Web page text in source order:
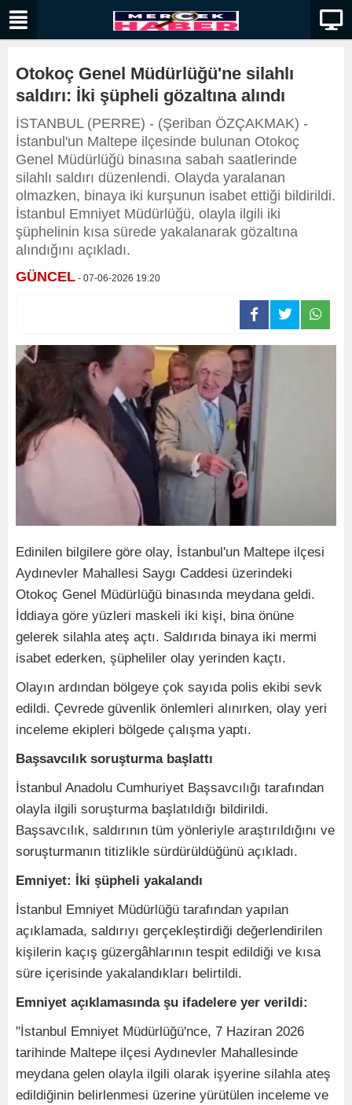
Otokoç Genel Müdürlüğü'ne silahlı
saldırı: İki şüpheli gözaltına alındı
İSTANBUL (PERRE) - (Şeriban ÖZÇAKMAK) -
İstanbul'un Maltepe ilçesinde bulunan Otokoç
Genel Müdürlüğü binasına sabah saatlerinde
silahlı saldırı düzenlendi. Olayda yaralanan
olmazken, binaya iki kurşunun isabet ettiği bildirildi.
İstanbul Emniyet Müdürlüğü, olayla ilgili iki
şüphelinin kısa sürede yakalanarak gözaltına
alındığını açıkladı.
GÜNCEL - 07-06-2026 19:20
Edinilen bilgilere göre olay, İstanbul'un Maltepe ilçesi
Aydınevler Mahallesi Saygı Caddesi üzerindeki
Otokoç Genel Müdürlüğü binasında meydana geldi.
İddiaya göre yüzleri maskeli iki kişi, bina önüne
gelerek silahla ateş açtı. Saldırıda binaya iki mermi
isabet ederken, şüpheliler olay yerinden kaçtı.
Olayın ardından bölgeye çok sayıda polis ekibi sevk
edildi. Çevrede güvenlik önlemleri alınırken, olay yeri
inceleme ekipleri bölgede çalışma yaptı.
Başsavcılık soruşturma başlattı
İstanbul Anadolu Cumhuriyet Başsavcılığı tarafından
olayla ilgili soruşturma başlatıldığı bildirildi.
Başsavcılık, saldırının tüm yönleriyle araştırıldığını ve
soruşturmanın titizlikle sürdürüldüğünü açıkladı.
Emniyet: İki şüpheli yakalandı
İstanbul Emniyet Müdürlüğü tarafından yapılan
açıklamada, saldırıyı gerçekleştirdiği değerlendirilen
kişilerin kaçış güzergâhlarının tespit edildiği ve kısa
süre içerisinde yakalandıkları belirtildi.
Emniyet açıklamasında şu ifadelere yer verildi:
"İstanbul Emniyet Müdürlüğü'nce, 7 Haziran 2026
tarihinde Maltepe ilçesi Aydınevler Mahallesinde
meydana gelen olayla ilgili olarak işyerine silahla ateş
edildiğinin belirlenmesi üzerine yürütülen inceleme ve